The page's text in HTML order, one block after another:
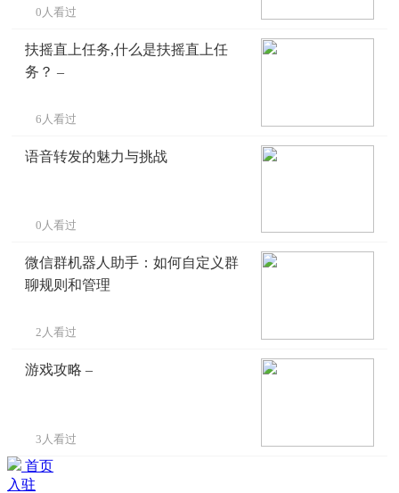
0人看过
扶摇直上任务,什么是扶摇直上任
务？ –
6人看过
语音转发的魅力与挑战
0人看过
微信群机器人助手：如何自定义群
聊规则和管理
2人看过
游戏攻略 –
3人看过
首页
入驻